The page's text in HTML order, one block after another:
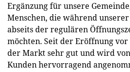
Ergänzung für unsere
Menschen, die während
abseits der regulären
möchten. Seit der Eröffnung
der Markt sehr gut und wird
Kunden hervorragend